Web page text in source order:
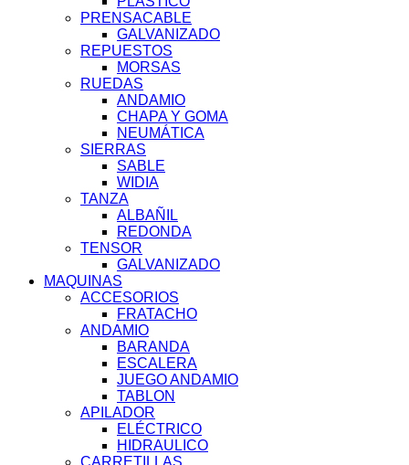
PRENSACABLE
GALVANIZADO
REPUESTOS
MORSAS
RUEDAS
ANDAMIO
CHAPA Y GOMA
NEUMÁTICA
SIERRAS
SABLE
WIDIA
TANZA
ALBAÑIL
REDONDA
TENSOR
GALVANIZADO
MAQUINAS
ACCESORIOS
FRATACHO
ANDAMIO
BARANDA
ESCALERA
JUEGO ANDAMIO
TABLON
APILADOR
ELÉCTRICO
HIDRAULICO